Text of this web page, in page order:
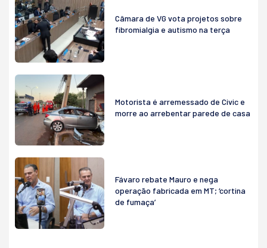
Câmara de VG vota projetos sobre
fibromialgia e autismo na terça
Motorista é arremessado de Civic e
morre ao arrebentar parede de casa
Fávaro rebate Mauro e nega
operação fabricada em MT; ‘cortina
de fumaça’